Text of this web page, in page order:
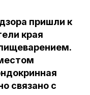
пришли к
края
связано с